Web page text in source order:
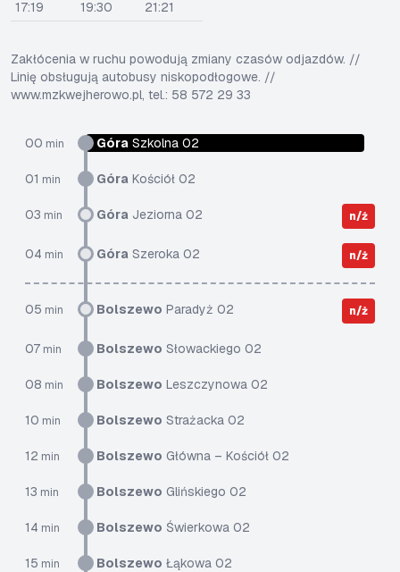
00 min Góra Szkolna 02
01 min Góra Kościół 02
03 min Góra Jeziorna 02 n/ż
04 min Góra Szeroka 02 n/ż
05 min Bolszewo Paradyż 02 n/ż
07 min Bolszewo Słowackiego 02
08 min Bolszewo Leszczynowa 02
10 min Bolszewo Strażacka 02
12 min Bolszewo Główna – Kościół 02
13 min Bolszewo Glińskiego 02
14 min Bolszewo Świerkowa 02
15 min Bolszewo Łąkowa 02
17:19
19:30 21:21
Zakłócenia w ruchu powodują zmiany czasów odjazdów. //
Linię obsługują autobusy niskopodłogowe. //
www.mzkwejherowo.pl, tel.: 58 572 29 33